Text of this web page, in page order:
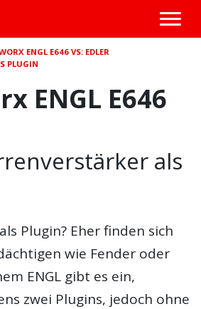
ENGL E646 VS: EDLER
PLUGIN
ENGL E646
als
Plugin? Eher finden sich
wie Fender oder
ENGL gibt es ein,
zwei Plugins, jedoch ohne